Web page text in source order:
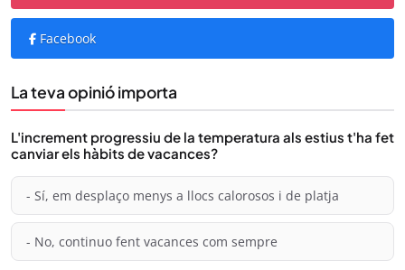
Facebook
La teva opinió importa
L'increment progressiu de la temperatura als estius t'ha fet
canviar els hàbits de vacances?
- Sí, em desplaço menys a llocs calorosos i de platja
- No, continuo fent vacances com sempre